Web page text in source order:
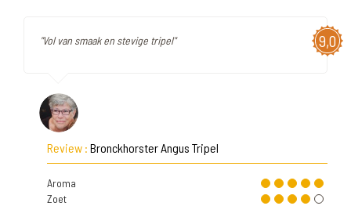
9,0
"Vol van smaak en stevige tripel"
Review : Bronckhorster Angus Tripel
Aroma
Zoet